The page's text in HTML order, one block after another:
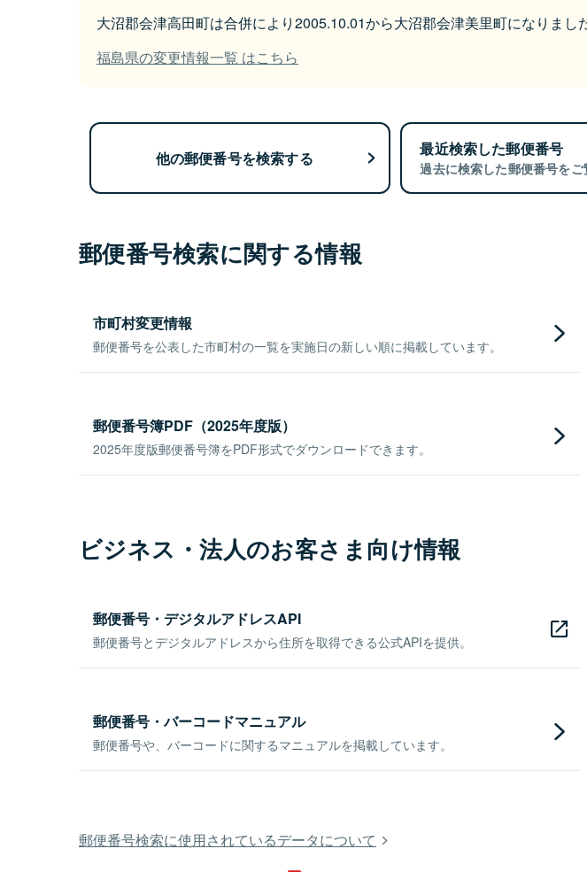
大沼郡会津高田町は合併により2005.10.01から大沼郡会津美里町になりまし
福島県の変更情報一覧 はこちら
他の郵便番号を検索する 最近検索した郵便番号
過去に検索した郵便番号をご
郵便番号検索に関する情報
市町村変更情報
郵便番号を公表した市町村の一覧を実施日の新しい順に掲載しています。
郵便番号簿PDF（2025年度版）
2025年度版郵便番号簿をPDF形式でダウンロードできます。
ビジネス・法人のお客さま向け情報
郵便番号・デジタルアドレスAPI
郵便番号とデジタルアドレスから住所を取得できる公式APIを提供。
郵便番号・バーコードマニュアル
郵便番号や、バーコードに関するマニュアルを掲載しています。
郵便番号検索に使用されているデータについて